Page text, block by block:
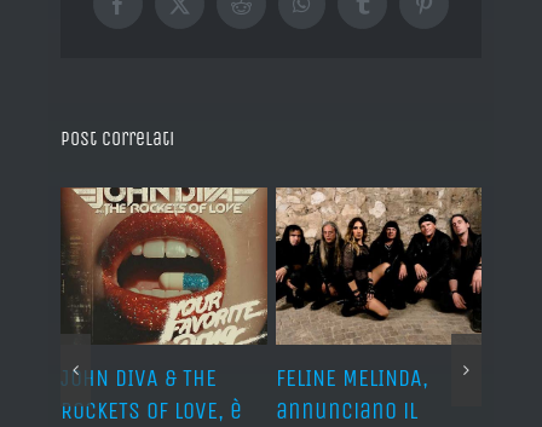
Facebook
X RedditWhatsAppTumblrPinterest
Post correlati
JOHN DIVA & THE
ROCKETS OF LOVE, è
FELINE MELINDA,
annunciano il